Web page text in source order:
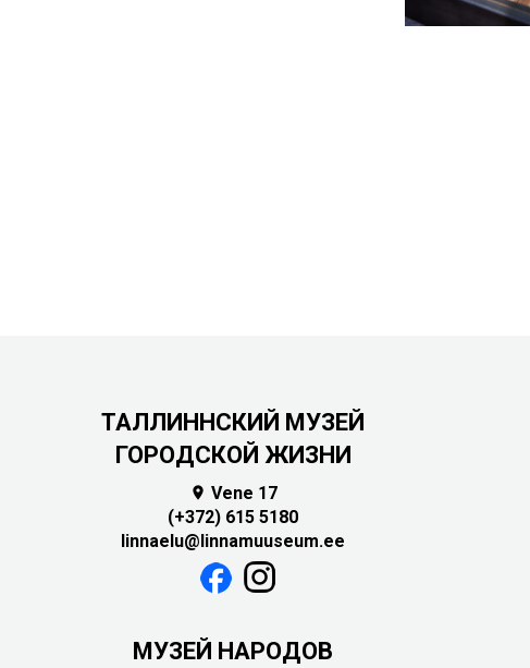
ТАЛЛИННСКИЙ МУЗЕЙ
ГОРОДСКОЙ ЖИЗНИ
 Vene 17
(+372) 615 5180
linnaelu@linnamuuseum.ee
MУЗЕЙ НАРОДОВ